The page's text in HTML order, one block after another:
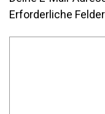
Erforderliche